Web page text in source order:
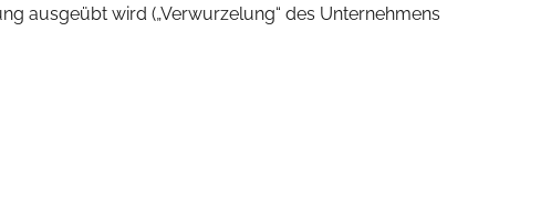
ausgeübt wird („Verwurzelung“ des Unternehmens